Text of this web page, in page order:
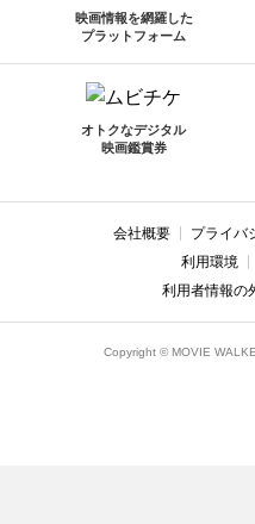
映画情報を網羅した
プラットフォーム
オトクなデジタル
映画鑑賞券
会社概要 プライバ
利用環境
利用者情報の
Copyright © MOVIE